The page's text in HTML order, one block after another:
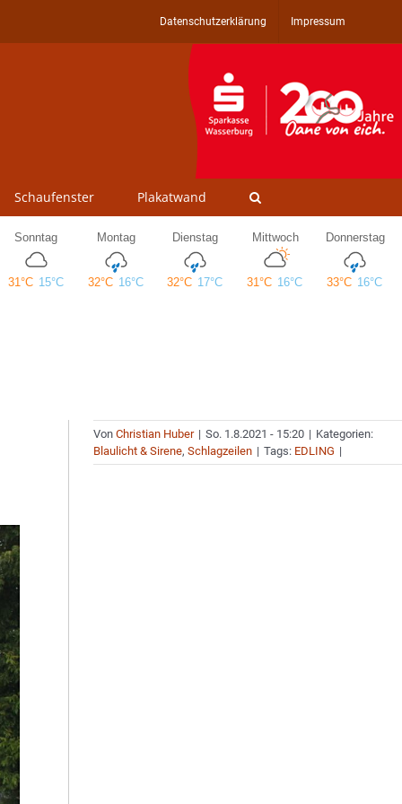
Datenschutzerklärung Impressum
Schaufenster Plakatwand
VonChristian Huber | So. 1.8.2021 - 15:20 | Kategorien:
Blaulicht & Sirene,Schlagzeilen | Tags: EDLING |